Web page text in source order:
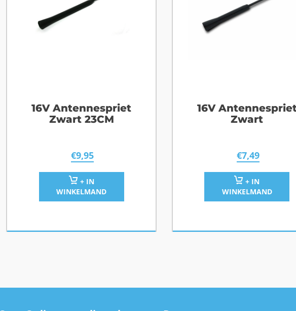
16V Antennespriet
Zwart 23CM
€9,95
+ IN
WINKELMAND
16V
Zwart
€7,49
+ IN
WINKELMAND